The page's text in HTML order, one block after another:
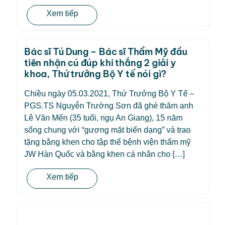
Xem tiếp
Bác sĩ Tú Dung – Bác sĩ Thẩm Mỹ đầu
tiên nhận cú đúp khi thắng 2 giải y
khoa, Thứ trưởng Bộ Y tế nói gì?
Chiều ngày 05.03.2021, Thứ Trưởng Bộ Y Tế –
PGS.TS Nguyễn Trường Sơn đã ghé thăm anh
Lê Văn Mến (35 tuổi, ngụ An Giang), 15 năm
sống chung với “gương mặt biến dạng” và trao
tặng bằng khen cho tập thể bệnh viện thẩm mỹ
JW Hàn Quốc và bằng khen cá nhân cho […]
Xem tiếp